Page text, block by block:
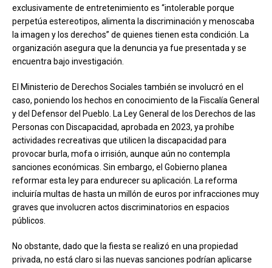
exclusivamente de entretenimiento es “intolerable porque
perpetúa estereotipos, alimenta la discriminación y menoscaba
la imagen y los derechos” de quienes tienen esta condición. La
organización asegura que la denuncia ya fue presentada y se
encuentra bajo investigación.
El Ministerio de Derechos Sociales también se involucró en el
caso, poniendo los hechos en conocimiento de la Fiscalía General
y del Defensor del Pueblo. La Ley General de los Derechos de las
Personas con Discapacidad, aprobada en 2023, ya prohíbe
actividades recreativas que utilicen la discapacidad para
provocar burla, mofa o irrisión, aunque aún no contempla
sanciones económicas. Sin embargo, el Gobierno planea
reformar esta ley para endurecer su aplicación. La reforma
incluiría multas de hasta un millón de euros por infracciones muy
graves que involucren actos discriminatorios en espacios
públicos.
No obstante, dado que la fiesta se realizó en una propiedad
privada, no está claro si las nuevas sanciones podrían aplicarse